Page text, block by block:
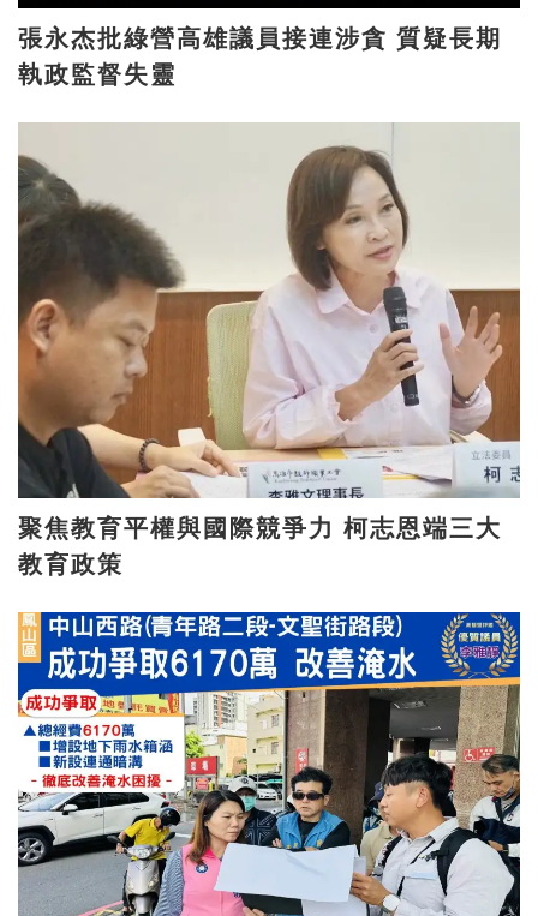
張永杰批綠營高雄議員接連涉貪 質疑長期
執政監督失靈
聚焦教育平權與國際競爭力 柯志恩端三大
教育政策